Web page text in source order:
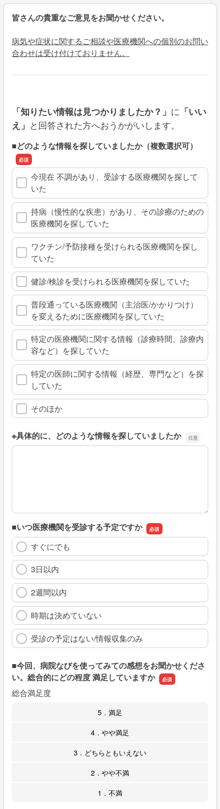
皆さんの貴重なご意見をお聞かせください。
病気や症状に関するご相談や医療機関への個別のお問い
合わせは受け付けておりません。
「知りたい情報は見つかりましたか？」 に 「いい
え」 と回答された方へおうかがいします。
■どのような情報を探していましたか（複数選択可）
今現在 不調があり、受診する医療機関を探して
いた
持病（慢性的な疾患）があり、その診療のための
医療機関を探していた
ワクチン/予防接種を受けられる医療機関を探し
ていた
健診/検診を受けられる医療機関を探していた
普段通っている医療機関（主治医/かかりつけ）
を変えるために医療機関を探していた
特定の医療機関に関する情報（診療時間、診療内
容など）を探していた
特定の医師に関する情報（経歴、専門など）を探
していた
そのほか
※具体的に、どのような情報を探していましたか
※具体的に、どのような情報を探していましたか
■いつ医療機関を受診する予定ですか
すぐにでも
3日以内
2週間以内
時期は決めていない
受診の予定はない/情報収集のみ
■今回、病院なびを使ってみての感想をお聞かせくださ
い。総合的にどの程度 満足していますか
総合満足度
5．満足
4．やや満足
3．どちらともいえない
2．やや不満
1．不満